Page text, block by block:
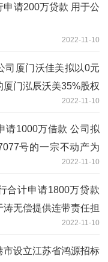
申请200万贷款 用于公
2022-11-10
司厦门沃佳美拟以0元
厦门泓辰沃美35%股权
2022-11-10
请1000万借款 公司拟
号的一宗不动产为
2022-11-10
合计申请1800万贷款
无偿提供连带责任担
2022-11-10
市设立江苏省鸿源招标